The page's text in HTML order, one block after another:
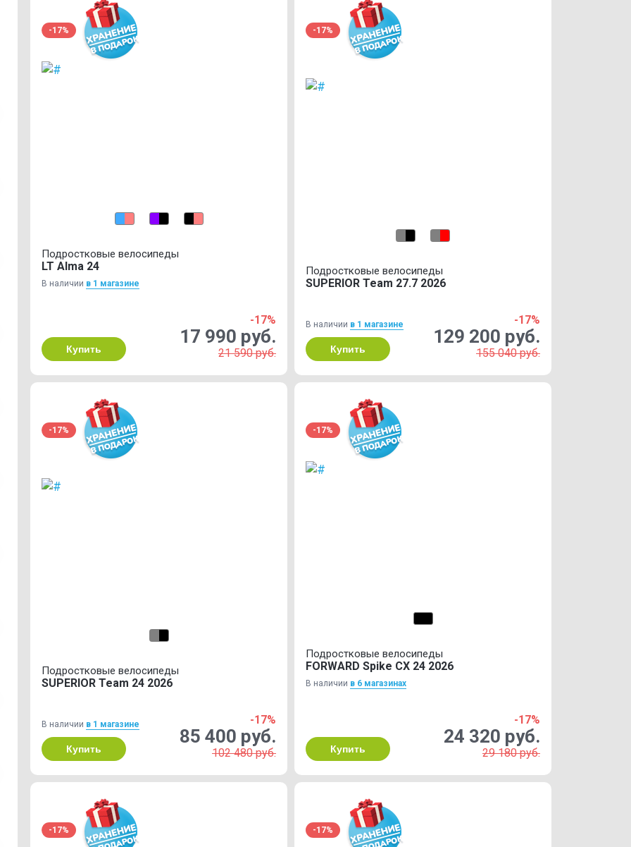
-17%
Подростковые велосипеды
LT Alma 24
В наличии в 1 магазинe
Купить
-17%
17 990 руб.
21 590 руб.
-17%
Подростковые велосипеды
SUPERIOR Team 27.7 2026
В наличии в 1 магазинe
Купить
-17%
129 200 руб.
155 040 руб.
-17%
Подростковые велосипеды
SUPERIOR Team 24 2026
В наличии в 1 магазинe
Купить
-17%
85 400 руб.
102 480 руб.
-17%
Подростковые велосипеды
FORWARD Spike CX 24 2026
В наличии в 6 магазинах
Купить
-17%
24 320 руб.
29 180 руб.
-17% -17%